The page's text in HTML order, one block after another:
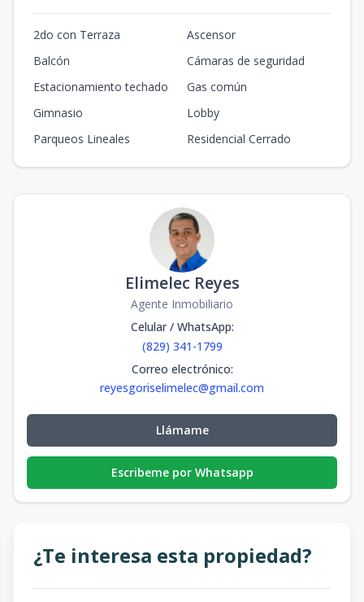
2do con Terraza
Ascensor
Balcón
Cámaras de seguridad
Estacionamiento techado
Gas común
Gimnasio
Lobby
Parqueos Lineales
Residencial Cerrado
Elimelec Reyes
Agente Inmobiliario
Celular / WhatsApp:
(829) 341-1799
Correo electrónico:
reyesgoriselimelec@gmail.com
Llámame
Escribeme por Whatsapp
¿Te interesa esta propiedad?